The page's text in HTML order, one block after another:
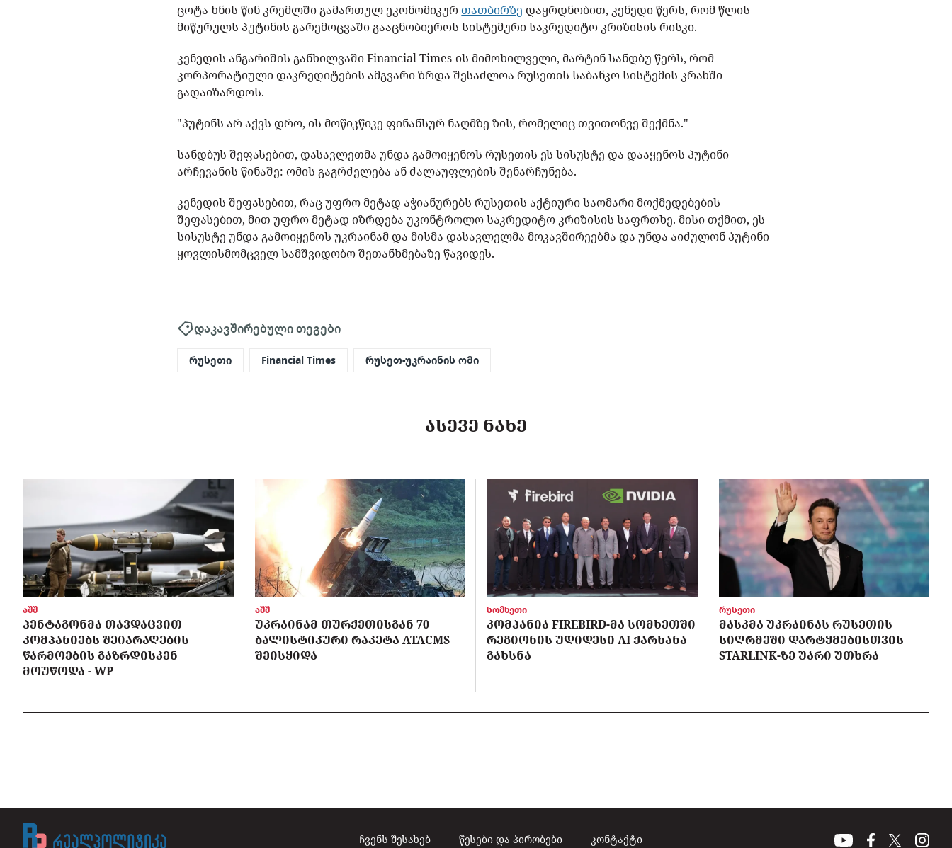
ცოტა ხნის წინ კრემლში გამართულ ეკონომიკურთათბირზე დაყრდნობით, კენედი წერს, რომ წლის
მიწურულს პუტინის გარემოცვაში გააცნობიეროს სისტემური საკრედიტო კრიზისის რისკი.
კენედის ანგარიშის განხილვაში Financial Times-ის მიმოხილველი, მარტინ სანდბუ წერს, რომ
კორპორატიული დაკრედიტების ამგვარი ზრდა შესაძლოა რუსეთის საბანკო სისტემის კრახში
გადაიზარდოს.
"პუტინს არ აქვს დრო, ის მოწიკწიკე ფინანსურ ნაღმზე ზის, რომელიც თვითონვე შექმნა."
სანდბუს შეფასებით, დასავლეთმა უნდა გამოიყენოს რუსეთის ეს სისუსტე და დააყენოს პუტინი
არჩევანის წინაშე: ომის გაგრძელება ან ძალაუფლების შენარჩუნება.
კენედის შეფასებით, რაც უფრო მეტად აჭიანურებს რუსეთის აქტიური საომარი მოქმედებების
შეფასებით, მით უფრო მეტად იზრდება უკონტროლო საკრედიტო კრიზისის საფრთხე. მისი თქმით, ეს
სისუსტე უნდა გამოიყენოს უკრაინამ და მისმა დასავლელმა მოკავშირეებმა და უნდა აიძულონ პუტინი
ყოვლისმომცველ სამშვიდობო შეთანხმებაზე წავიდეს.
დაკავშირებული თეგები
რუსეთი Financial Times რუსეთ-უკრაინის ომი
ᲐᲡᲔᲕᲔ ᲜᲐᲮᲔ
აშშ
ᲞᲔᲜᲢᲐᲒᲝᲜᲛᲐ ᲗᲐᲕᲓᲐᲪᲕᲘᲗ
ᲙᲝᲛᲞᲐᲜᲘᲔᲑᲡ ᲨᲔᲘᲐᲠᲐᲦᲔᲑᲘᲡ
ᲬᲐᲠᲛᲝᲔᲑᲘᲡ ᲒᲐᲖᲠᲓᲘᲡᲙᲔᲜ
ᲛᲝᲣᲬᲝᲓᲐ - WP
აშშ
ᲣᲙᲠᲐᲘᲜᲐᲛ ᲗᲣᲠᲥᲔᲗᲘᲡᲒᲐᲜ 70
ᲑᲐᲚᲘᲡᲢᲘᲙᲣᲠᲘ ᲠᲐᲙᲔᲢᲐ ATACMS
ᲨᲔᲘᲡᲧᲘᲓᲐ
სომხეთი
ᲙᲝᲛᲞᲐᲜᲘᲐ FIREBIRD-ᲛᲐ ᲡᲝᲛᲮᲔᲗᲨᲘ
ᲠᲔᲒᲘᲝᲜᲘᲡ ᲣᲓᲘᲓᲔᲡᲘ AI ᲥᲐᲠᲮᲐᲜᲐ
ᲒᲐᲮᲡᲜᲐ
რუსეთი
ᲛᲐᲡᲙᲛᲐ ᲣᲙᲠᲐᲘᲜᲐᲡ ᲠᲣᲡᲔᲗᲘᲡ
ᲡᲘᲦᲠᲛᲔᲨᲘ ᲓᲐᲠᲢᲧᲛᲔᲑᲘᲡᲗᲕᲘᲡ
STARLINK-ᲖᲔ ᲣᲐᲠᲘ ᲣᲗᲮᲠᲐ
ჩვენს შესახებ წესები და პირობები კონტაქტი